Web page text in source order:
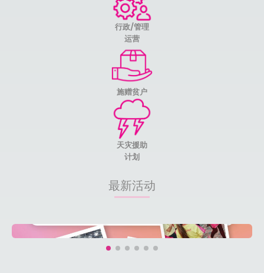
行政/管理
运营
施赠贫户
天灾援助
计划
最新活动